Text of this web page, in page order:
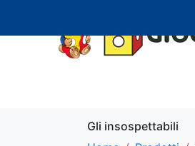
Gli insospettabili